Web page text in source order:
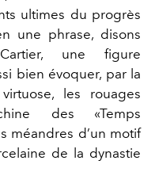
ultimes du progrès
une phrase, disons
une figure
bien évoquer, par la
les rouages
des «Temps
méandres d’un motif
de la dynastie